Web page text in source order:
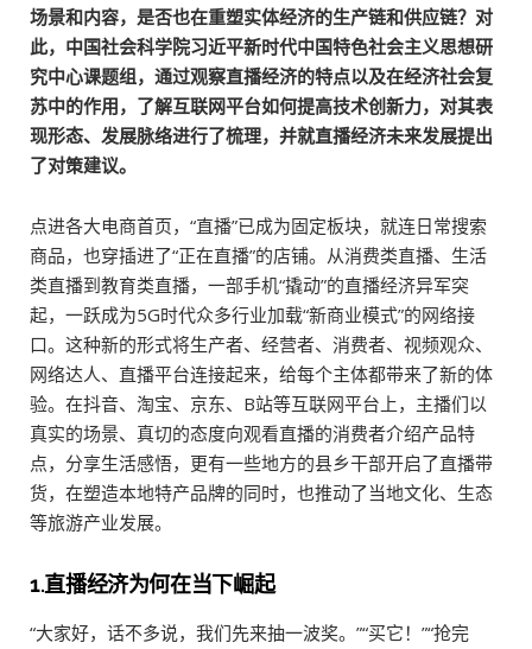
场景和内容，是否也在重塑实体经济的生产链和供应链？对
此，中国社会科学院习近平新时代中国特色社会主义思想研
究中心课题组，通过观察直播经济的特点以及在经济社会复
苏中的作用，了解互联网平台如何提高技术创新力，对其表
现形态、发展脉络进行了梳理，并就直播经济未来发展提出
了对策建议。
点进各大电商首页，“直播”已成为固定板块，就连日常搜索
商品，也穿插进了“正在直播”的店铺。从消费类直播、生活
类直播到教育类直播，一部手机“撬动”的直播经济异军突
起，一跃成为5G时代众多行业加载“新商业模式”的网络接
口。这种新的形式将生产者、经营者、消费者、视频观众、
网络达人、直播平台连接起来，给每个主体都带来了新的体
验。在抖音、淘宝、京东、B站等互联网平台上，主播们以
真实的场景、真切的态度向观看直播的消费者介绍产品特
点，分享生活感悟，更有一些地方的县乡干部开启了直播带
货，在塑造本地特产品牌的同时，也推动了当地文化、生态
等旅游产业发展。
1.直播经济为何在当下崛起
“大家好，话不多说，我们先来抽一波奖。”“买它！”“抢完